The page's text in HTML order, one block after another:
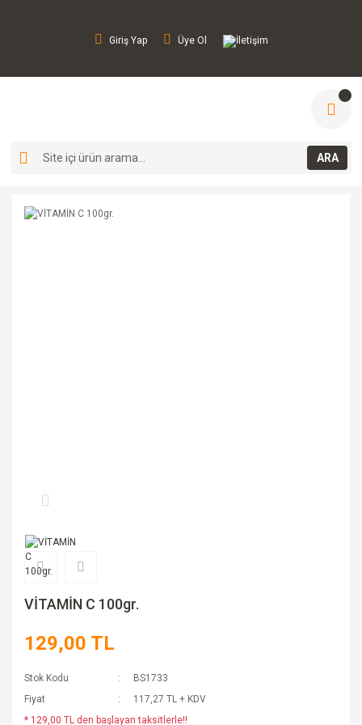
Giriş Yap Üye Ol İletişim
ARA
VİTAMİN C 100gr.
129,00 TL
Stok Kodu
BS1733
Fiyat
117,27 TL + KDV
* 129,00 TL den başlayan taksitlerle!!